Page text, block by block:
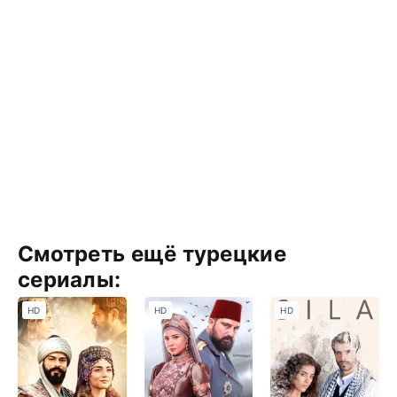
Смотреть ещё турецкие
сериалы:
HD HD HD